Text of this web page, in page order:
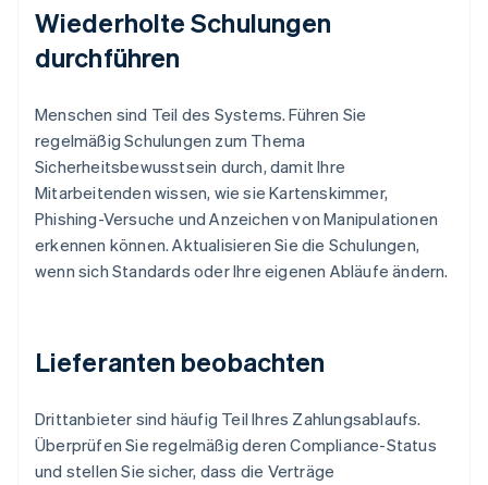
Wiederholte Schulungen
durchführen
Menschen sind Teil des Systems. Führen Sie
regelmäßig Schulungen zum Thema
Sicherheitsbewusstsein durch, damit Ihre
Mitarbeitenden wissen, wie sie Kartenskimmer,
Phishing-Versuche und Anzeichen von Manipulationen
erkennen können. Aktualisieren Sie die Schulungen,
wenn sich Standards oder Ihre eigenen Abläufe ändern.
Lieferanten beobachten
Drittanbieter sind häufig Teil Ihres Zahlungsablaufs.
Überprüfen Sie regelmäßig deren Compliance-Status
und stellen Sie sicher, dass die Verträge